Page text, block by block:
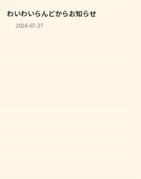
わいわいらんどからお知らせ
2026-07-27